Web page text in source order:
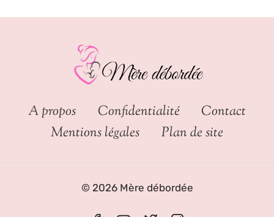
A propos Confidentialité
Contact
Mentions légales
Plan de site
© 2026 Mère débordée